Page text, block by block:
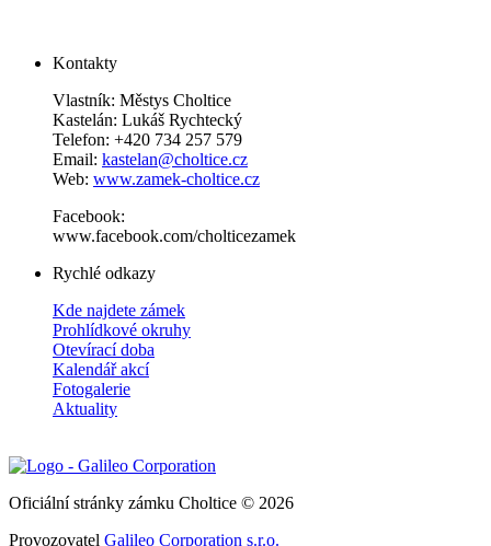
Kontakty
Vlastník: Městys Choltice
Kastelán: Lukáš Rychtecký
Telefon: +420 734 257 579
Email: kastelan@choltice.cz
Web: www.zamek-choltice.cz
Facebook:
www.facebook.com/cholticezamek
Rychlé odkazy
Kde najdete zámek
Prohlídkové okruhy
Otevírací doba
Kalendář akcí
Fotogalerie
Aktuality
Oficiální stránky zámku Choltice © 2026
Provozovatel Galileo Corporation s.r.o.